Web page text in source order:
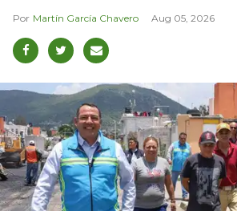
Martín García Chavero Aug 05, 2026